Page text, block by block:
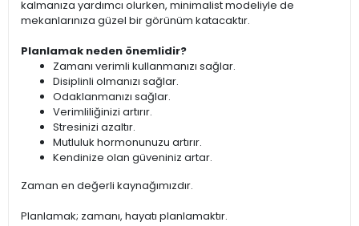
kalmanıza yardımcı olurken, minimalist modeliyle de
mekanlarınıza güzel bir görünüm katacaktır.
Planlamak neden önemlidir?
Zamanı verimli kullanmanızı sağlar.
Disiplinli olmanızı sağlar.
Odaklanmanızı sağlar.
Verimliliğinizi artırır.
Stresinizi azaltır.
Mutluluk hormonunuzu artırır.
Kendinize olan güveniniz artar.
Zaman en değerli kaynağımızdır.
Planlamak; zamanı, hayatı planlamaktır.